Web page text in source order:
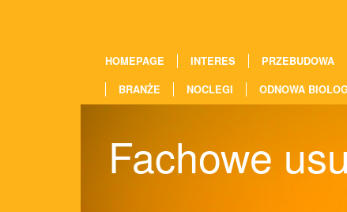
HOMEPAGE INTERES PRZEBUDOWA
BRANŻE
NOCLEGI ODNOWA
Fachowe